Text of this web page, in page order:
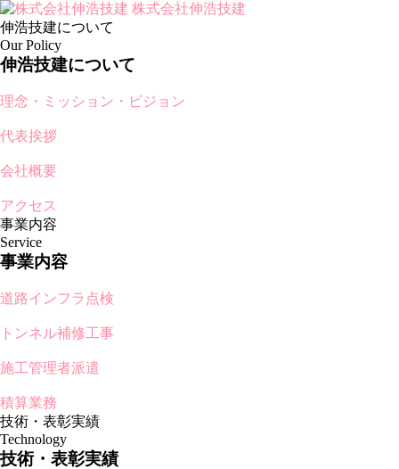
株式会社伸浩技建
伸浩技建について
Our Policy
伸浩技建について
理念・ミッション・ビジョン
代表挨拶
会社概要
アクセス
事業内容
Service
事業内容
道路インフラ点検
トンネル補修工事
施工管理者派遣
積算業務
技術・表彰実績
Technology
技術・表彰実績